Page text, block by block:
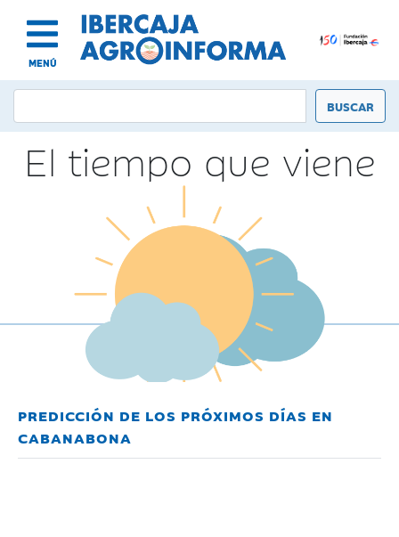
MENÚ
El tiempo que viene
PREDICCIÓN DE LOS PRÓXIMOS DÍAS EN
CABANABONA